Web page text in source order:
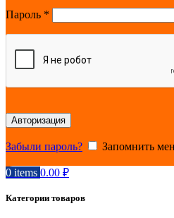
Пароль *
Авторизация
Забыли пароль? Запомнить
0 items 0.00 ₽
Категории товаров